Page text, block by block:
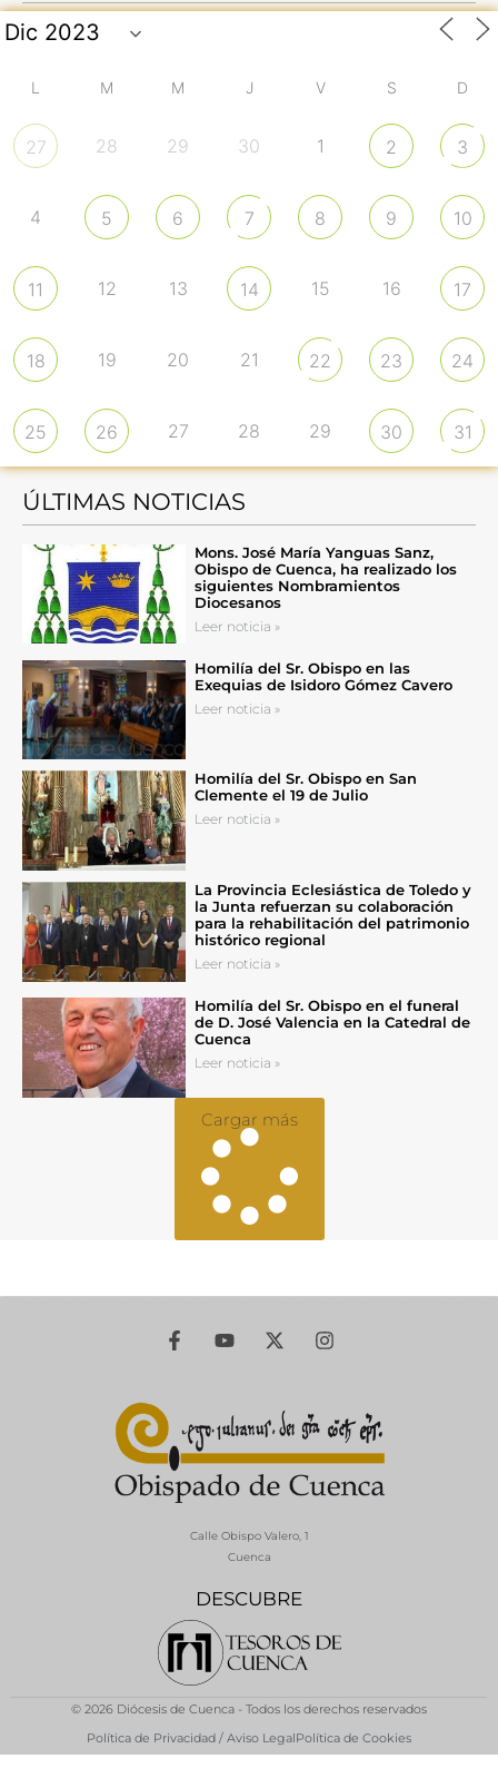
L M M J V S D
27 28 29 30 1 2 3
4 5 6 7 8 9 10
11 12 13 14 15 16 17
18 19 20 21 22 23 24
25 26 27 28 29 30 31
ÚLTIMAS NOTICIAS
Mons. José María Yanguas Sanz,
Obispo de Cuenca, ha realizado los
siguientes Nombramientos
Diocesanos
Leer noticia »
Homilía del Sr. Obispo en las
Exequias de Isidoro Gómez Cavero
Leer noticia »
Homilía del Sr. Obispo en San
Clemente el 19 de Julio
Leer noticia »
La Provincia Eclesiástica de Toledo y
la Junta refuerzan su colaboración
para la rehabilitación del patrimonio
histórico regional
Leer noticia »
Homilía del Sr. Obispo en el funeral
de D. José Valencia en la Catedral de
Cuenca
Leer noticia »
Cargar más
DESCUBRE
Calle Obispo Valero, 1
Cuenca
© 2026 Diócesis de Cuenca - Todos los derechos reservados
Política de Privacidad / Aviso LegalPolítica de Cookies